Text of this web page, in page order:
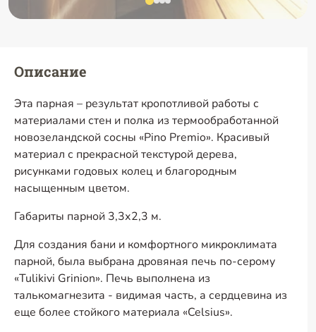
Описание
Эта парная – результат кропотливой работы с
материалами стен и полка из термообработанной
новозеландской сосны «Pino Premio». Красивый
материал с прекрасной текстурой дерева,
рисунками годовых колец и благородным
насыщенным цветом.
Габариты парной 3,3х2,3 м.
Для создания бани и комфортного микроклимата
парной, была выбрана дровяная печь по-серому
«Tulikivi Grinion». Печь выполнена из
талькомагнезита - видимая часть, а сердцевина из
еще более стойкого материала «Celsius».